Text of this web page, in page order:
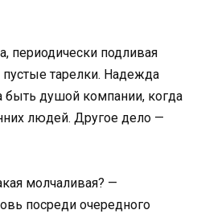
периодически подливая
пустые тарелки. Надежда
быть душой компании, когда
людей. Другое дело —
молчаливая? —
посреди очередного